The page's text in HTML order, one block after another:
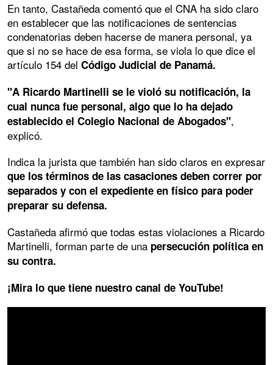
En tanto, Castañeda comentó que el CNA ha sido claro
en establecer que las notificaciones de sentencias
condenatorias deben hacerse de manera personal, ya
que si no se hace de esa forma, se viola lo que dice el
artículo 154 del Código Judicial de Panamá.
"A Ricardo Martinelli se le violó su notificación, la
cual nunca fue personal, algo que lo ha dejado
establecido el Colegio Nacional de Abogados",
explicó.
Indica la jurista que también han sido claros en expresar
que los términos de las casaciones deben correr por
separados y con el expediente en físico para poder
preparar su defensa.
Castañeda afirmó que todas estas violaciones a Ricardo
Martinelli, forman parte de una persecución política en
su contra.
¡Mira lo que tiene nuestro canal de YouTube!